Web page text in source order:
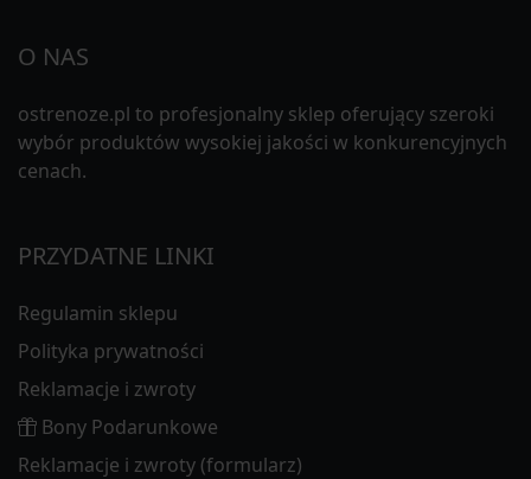
O NAS
ostrenoze.pl to profesjonalny sklep oferujący szeroki
wybór produktów wysokiej jakości w konkurencyjnych
cenach.
PRZYDATNE LINKI
Regulamin sklepu
Polityka prywatności
Reklamacje i zwroty
Bony Podarunkowe
Reklamacje i zwroty (formularz)